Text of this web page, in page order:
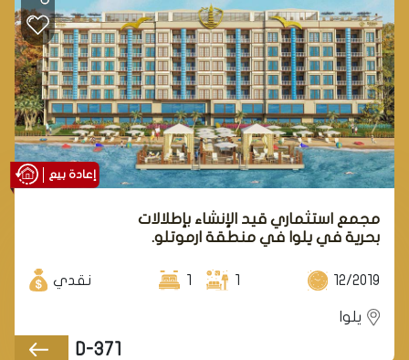
مجمع استثماري قيد الإنشاء بإطلالات
بحرية في يلوا في منطقة ارموتلو.
12/2019
1
1 نقدي
يلوا
D-371